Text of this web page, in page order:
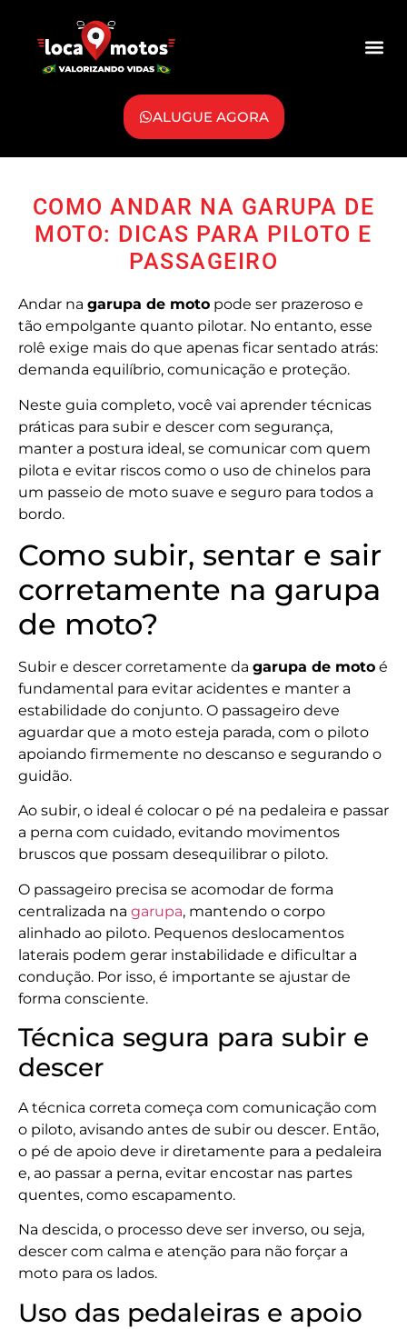
ALUGUE AGORA
COMO ANDAR NA GARUPA DE
MOTO: DICAS PARA PILOTO E
PASSAGEIRO
Andar na garupa de moto pode ser prazeroso e
tão empolgante quanto pilotar. No entanto, esse
rolê exige mais do que apenas ficar sentado atrás:
demanda equilíbrio, comunicação e proteção.
Neste guia completo, você vai aprender técnicas
práticas para subir e descer com segurança,
manter a postura ideal, se comunicar com quem
pilota e evitar riscos como o uso de chinelos para
um passeio de moto suave e seguro para todos a
bordo.
Como subir, sentar e sair
corretamente na garupa
de moto?
Subir e descer corretamente da garupa de moto é
fundamental para evitar acidentes e manter a
estabilidade do conjunto. O passageiro deve
aguardar que a moto esteja parada, com o piloto
apoiando firmemente no descanso e segurando o
guidão.
Ao subir, o ideal é colocar o pé na pedaleira e passar
a perna com cuidado, evitando movimentos
bruscos que possam desequilibrar o piloto.
O passageiro precisa se acomodar de forma
centralizada na garupa, mantendo o corpo
alinhado ao piloto. Pequenos deslocamentos
laterais podem gerar instabilidade e dificultar a
condução. Por isso, é importante se ajustar de
forma consciente.
Técnica segura para subir e
descer
A técnica correta começa com comunicação com
o piloto, avisando antes de subir ou descer. Então,
o pé de apoio deve ir diretamente para a pedaleira
e, ao passar a perna, evitar encostar nas partes
quentes, como escapamento.
Na descida, o processo deve ser inverso, ou seja,
descer com calma e atenção para não forçar a
moto para os lados.
Uso das pedaleiras e apoio